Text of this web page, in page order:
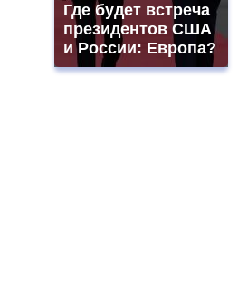
Где будет встреча
президентов США
и России: Европа?